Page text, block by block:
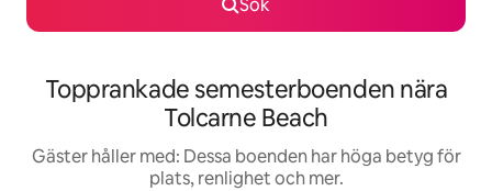
Sök
Topprankade semesterboenden nära
Tolcarne Beach
Gäster håller med: Dessa boenden har höga betyg för
plats, renlighet och mer.